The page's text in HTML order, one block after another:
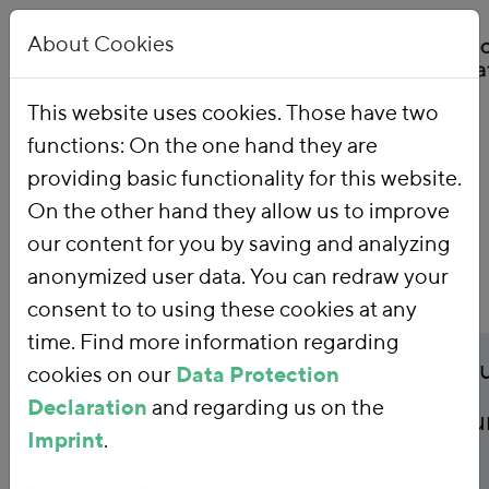
Publications
Verordnung zur
der Energiesteuer-
About Cookies
This website uses cookies. Those have two
functions: On the one hand they are
providing basic functionality for this website.
On the other hand they allow us to improve
our content for you by saving and analyzing
anonymized user data. You can redraw your
consent to to using these cookies at any
time. Find more information regarding
cookies on our Data Protection
Declaration and regarding us on the
Imprint.